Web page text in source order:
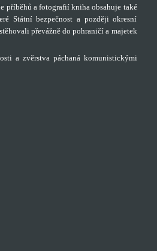
příběhů a fotografií kniha obsahuje také
Státní bezpečnost a později okresní
převážně do pohraničí a majetek
a zvěrstva páchaná komunistickými